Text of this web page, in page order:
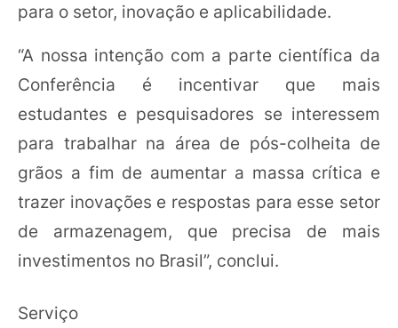
para o setor, inovação e aplicabilidade.
“A nossa intenção com a parte científica da
Conferência é incentivar que mais
estudantes e pesquisadores se interessem
para trabalhar na área de pós-colheita de
grãos a fim de aumentar a massa crítica e
trazer inovações e respostas para esse setor
de armazenagem, que precisa de mais
investimentos no Brasil”, conclui.
Serviço